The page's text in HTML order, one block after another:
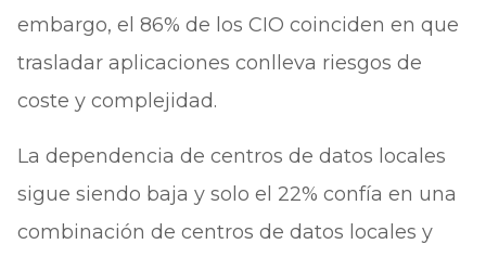
embargo, el 86% de los CIO coinciden en que
trasladar aplicaciones conlleva riesgos de
coste y complejidad.
La dependencia de centros de datos locales
sigue siendo baja y solo el 22% confía en una
combinación de centros de datos locales y